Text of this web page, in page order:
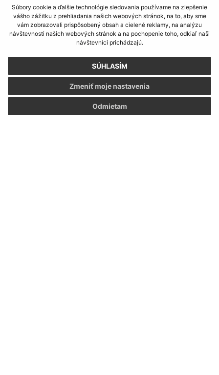
Súbory cookie a ďalšie technológie sledovania používame na zlepšenie
vášho zážitku z prehliadania našich webových stránok, na to, aby sme
vám zobrazovali prispôsobený obsah a cielené reklamy, na analýzu
návštevnosti našich webových stránok a na pochopenie toho, odkiaľ naši
návštevníci prichádzajú.
SÚHLASÍM
Odmietam
Zmeniť moje nastavenia